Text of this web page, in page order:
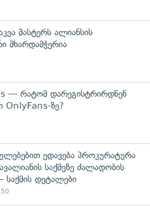
მასტერს ალიანსის
მხარდამჭერია
— რატომ დარეგისტრირდნენ
OnlyFans-ზე?
ედავება პროკურატურა
საქმეზე ძალადობის
საქმის დეტალები